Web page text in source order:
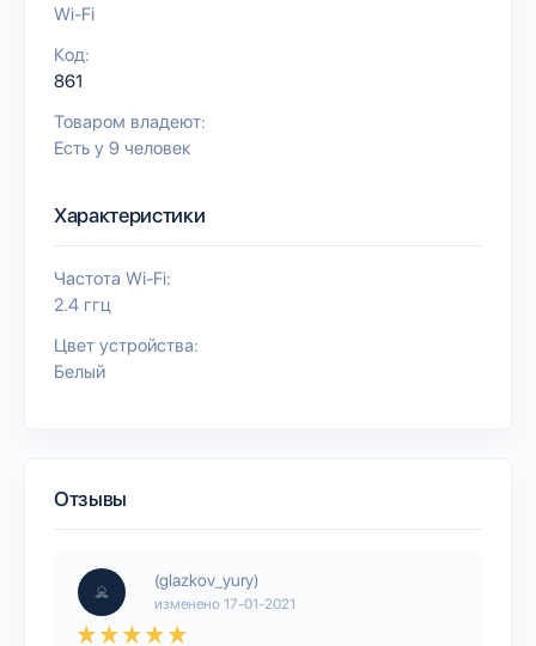
Wi-Fi
Код:
861
Товаром владеют:
Есть у 9 человек
Характеристики
Частота Wi-Fi:
2.4 ггц
Цвет устройства:
Белый
Отзывы
(glazkov_yury)
изменено 17-01-2021